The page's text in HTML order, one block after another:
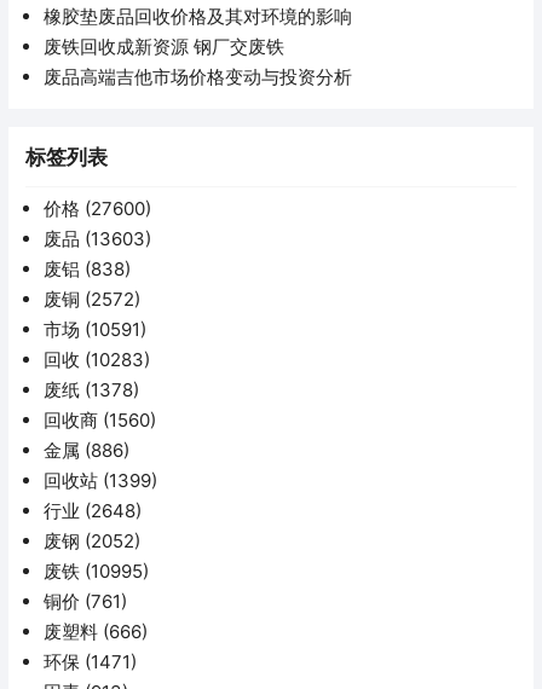
橡胶垫废品回收价格及其对环境的影响
废铁回收成新资源 钢厂交废铁
废品高端吉他市场价格变动与投资分析
标签列表
价格 (27600)
废品 (13603)
废铝 (838)
废铜 (2572)
市场 (10591)
回收 (10283)
废纸 (1378)
回收商 (1560)
金属 (886)
回收站 (1399)
行业 (2648)
废钢 (2052)
废铁 (10995)
铜价 (761)
废塑料 (666)
环保 (1471)